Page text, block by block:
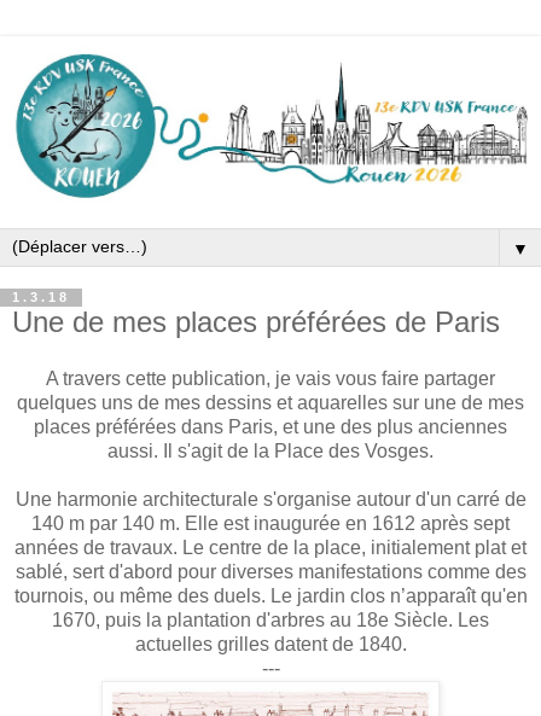
▼
1.3.18
Une de mes places préférées de Paris
A travers cette publication, je vais vous faire partager
quelques uns de mes dessins et aquarelles sur une de mes
places préférées dans Paris, et une des plus anciennes
aussi. Il s'agit de la Place des Vosges.
Une harmonie architecturale s'organise autour d'un carré de
140 m par 140 m. Elle est inaugurée en 1612 après sept
années de travaux. Le centre de la place, initialement plat et
sablé, sert d'abord pour diverses manifestations comme des
tournois, ou même des duels. Le jardin clos n’apparaît qu'en
1670, puis la plantation d'arbres au 18e Siècle. Les
actuelles grilles datent de 1840.
---